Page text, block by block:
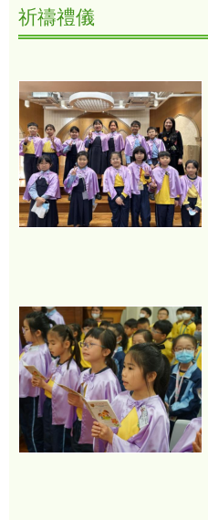
祈禱禮儀